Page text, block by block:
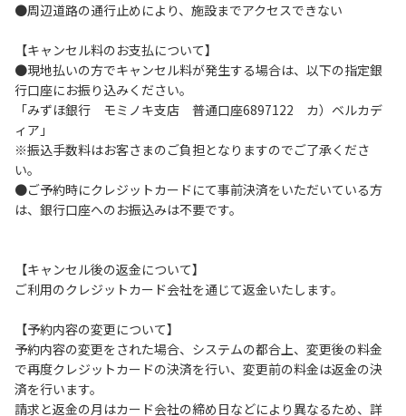
６．BBQ及び焚火台の灰につきましては鎮火を確認した上で
７．暴力団等反社会勢力及びその関係者ならびに公共の秩
序、善良の風俗に反する恐れのある場合には、ご利用をお断
りいたします。
８．不可抗力以外の事由により建造物、家具、備品、その他
の物品を損傷、紛失、汚染させた場合には、相当額を弁償し
ていただくことがあります。
９．当キャンプ場内（駐車場を含む）での事故や盗難などに
つきましては、一切の責任を負いかねます。
１０．車中で宿泊される場合は、必ずエンジンを停止してく
の間車輌移動はご遠慮ください。
１２．レンタル品は管理棟に返却してください。
宿泊可能なサイトは除く）
１４．キャンプ場内に喫煙所はございません。他のお客様の
ご迷惑にならないようにご配慮願います。
【当キャンプ場での禁止事項】
●周辺道路の通行止めにより、施設までアクセスできない
【キャンセル料のお支払について】
●現地払いの方でキャンセル料が発生する場合は、以下の指定銀
行口座にお振り込みください。
「みずほ銀行 モミノキ支店 普通口座6897122 カ）ベルカデ
ィア」
※振込手数料はお客さまのご負担となりますのでご了承くださ
い。
●ご予約時にクレジットカードにて事前決済をいただいている方
は、銀行口座へのお振込みは不要です。
【キャンセル後の返金について】
ご利用のクレジットカード会社を通じて返金いたします。
【予約内容の変更について】
予約内容の変更をされた場合、システムの都合上、変更後の料金
で再度クレジットカードの決済を行い、変更前の料金は返金の決
済を行います。
請求と返金の月はカード会社の締め日などにより異なるため、詳